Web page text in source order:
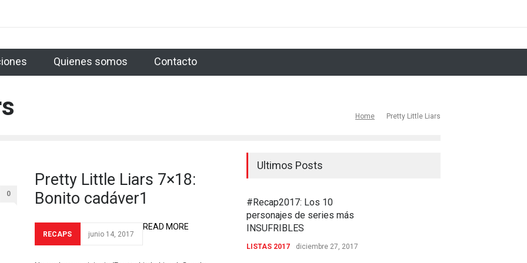
la 5ª temporada de ‘Younger’: ¿Quién eres, Liza?
The Flash 4x23 Season Finale: The Enlightenment
Quienes somos Contacto
Home Pretty Little Liars
0
Pretty Little Liars 7×18:
Bonito cadáver1
RECAPS junio 14, 2017
READ MORE
Ultimos Posts
#Recap2017: Los 10
personajes de series más
INSUFRIBLES
LISTAS 2017 diciembre 27, 2017